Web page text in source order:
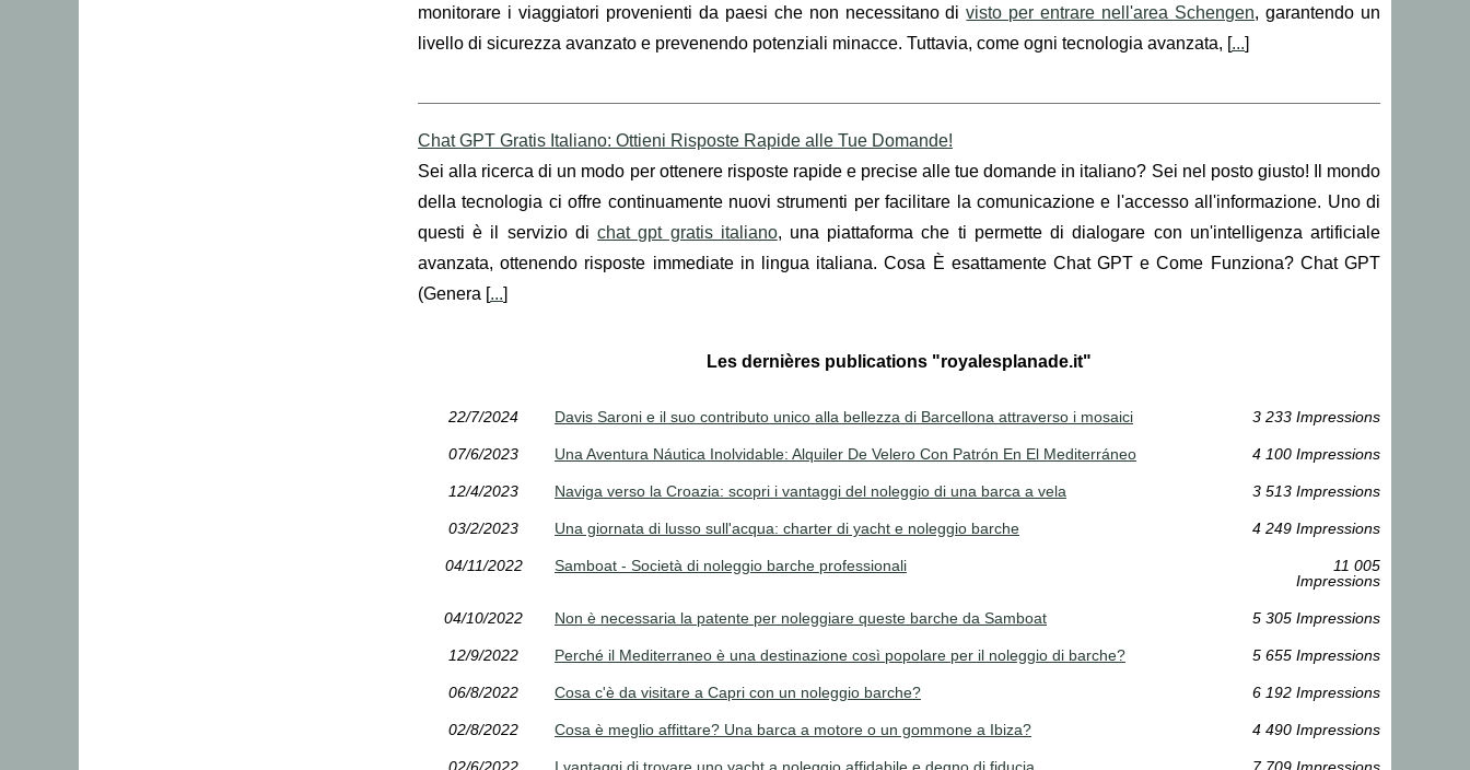
monitorare i viaggiatori provenienti da paesi che non necessitano divisto per entrare nell'area Schengen, garantendo un
livello di sicurezza avanzato e prevenendo potenziali minacce. Tuttavia, come ogni tecnologia avanzata, [...]
Chat GPT Gratis Italiano: Ottieni Risposte Rapide alle Tue Domande!
Sei alla ricerca di un modo per ottenere risposte rapide e precise alle tue domande in italiano? Sei nel posto giusto! Il mondo
della tecnologia ci offre continuamente nuovi strumenti per facilitare la comunicazione e l'accesso all'informazione. Uno di
questi è il servizio dichat gpt gratis italiano, una piattaforma che ti permette di dialogare con un'intelligenza artificiale
avanzata, ottenendo risposte immediate in lingua italiana. Cosa È esattamente Chat GPT e Come Funziona? Chat GPT
(Genera [...]
Les dernières publications "royalesplanade.it"
22/7/2024 Davis Saroni e il suo contributo unico alla bellezza di Barcellona attraverso i mosaici 3 233 Impressions
07/6/2023 Una Aventura Náutica Inolvidable: Alquiler De Velero Con Patrón En El Mediterráneo 4 100 Impressions
12/4/2023 Naviga verso la Croazia: scopri i vantaggi del noleggio di una barca a vela 3 513 Impressions
03/2/2023 Una giornata di lusso sull'acqua: charter di yacht e noleggio barche 4 249 Impressions
04/11/2022 Samboat - Società di noleggio barche professionali
11 005
Impressions
04/10/2022 Non è necessaria la patente per noleggiare queste barche da Samboat 5 305 Impressions
12/9/2022 Perché il Mediterraneo è una destinazione così popolare per il noleggio di barche? 5 655 Impressions
06/8/2022 Cosa c'è da visitare a Capri con un noleggio barche? 6 192 Impressions
02/8/2022 Cosa è meglio affittare? Una barca a motore o un gommone a Ibiza? 4 490 Impressions